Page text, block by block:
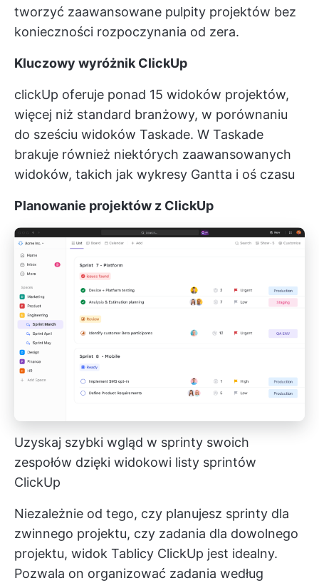
tworzyć zaawansowane pulpity projektów bez
konieczności rozpoczynania od zera.
Kluczowy wyróżnik ClickUp
clickUp oferuje ponad 15 widoków projektów,
więcej niż standard branżowy, w porównaniu
do sześciu widoków Taskade. W Taskade
brakuje również niektórych zaawansowanych
widoków, takich jak wykresy Gantta i oś czasu
Planowanie projektów z ClickUp
Uzyskaj szybki wgląd w sprinty swoich
zespołów dzięki widokowi listy sprintów
ClickUp
Niezależnie od tego, czy planujesz sprinty dla
zwinnego projektu, czy zadania dla dowolnego
projektu, widok Tablicy ClickUp jest idealny.
Pozwala on organizować zadania według